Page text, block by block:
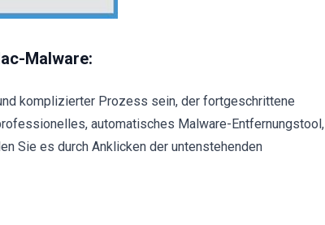
Malware:
komplizierter Prozess sein, der fortgeschrittene
automatisches Malware-Entfernungstool,
Sie es durch Anklicken der untenstehenden